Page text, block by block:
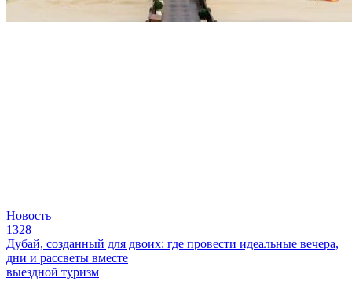
Новость
1328
Дубай, созданный для двоих: где провести идеальные вечера,
дни и рассветы вместе
выездной туризм